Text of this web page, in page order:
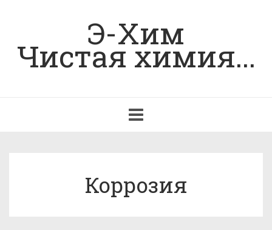
Э-Хим
Чистая химия...
navigation
Коррозия